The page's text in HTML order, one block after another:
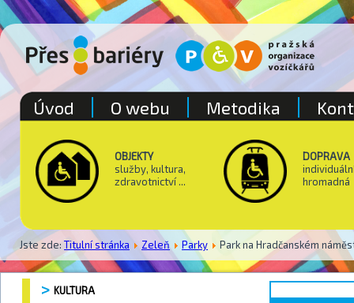
OBJEKTY
služby, kultura,
zdravotnictví ...
DOPRAVA
hromadná
Jste zde: Titulní stránka Zeleň Parky Park na Hradčanském
Úvod O webu Metodika
KULTURA